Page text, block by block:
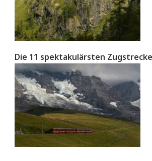
Die 11 spektakulärsten